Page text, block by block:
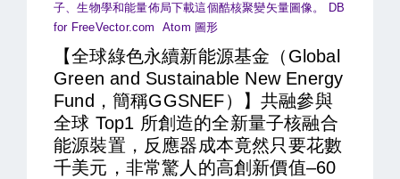
子、生物學和能量佈局下載這個酷核聚變矢量圖像。 DB
for FreeVector.com Atom 圖形
【全球綠色永續新能源基金（Global
Green and Sustainable New Energy
Fund，簡稱GGSNEF）】共融參與
全球 Top1 所創造的全新量子核融合
能源裝置，反應器成本竟然只要花數
千美元，非常驚人的高創新價值–60